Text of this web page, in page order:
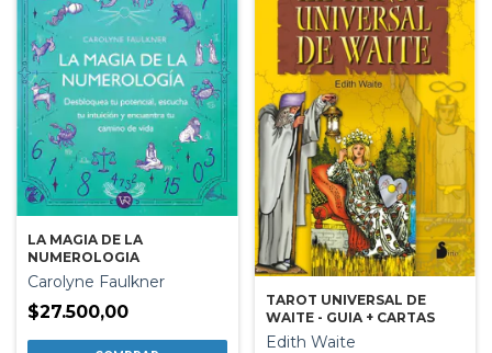
LA MAGIA DE LA
NUMEROLOGIA
Carolyne Faulkner
$27.500,00
TAROT UNIVERSAL DE
WAITE - GUIA + CARTAS
Edith Waite